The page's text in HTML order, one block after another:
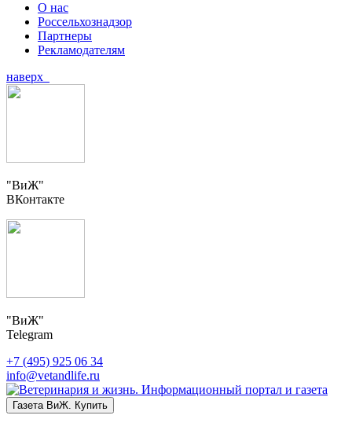
О нас
Россельхознадзор
Партнеры
Рекламодателям
наверх
"ВиЖ"
ВКонтакте
"ВиЖ"
Telegram
+7 (495) 925 06 34
info@vetandlife.ru
Газета ВиЖ. Купить